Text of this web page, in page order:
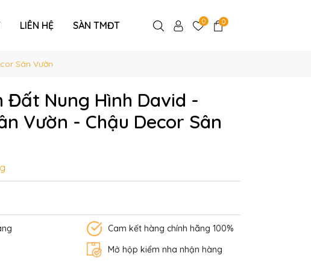
LIÊN HỆ SÀN TMĐT 0 0
Sân Vườn
Đất Nung Hình David -
Vườn - Chậu Decor Sân
Cam kết hàng chính hãng 100%
Mở hộp kiểm nha nhận hàng